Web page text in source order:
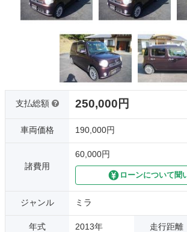
支払総額 250,000円
車両価格 190,000円
諸費用
60,000円
ローンについて聞
ジャンル ミラ
年式 2013年 走行距離